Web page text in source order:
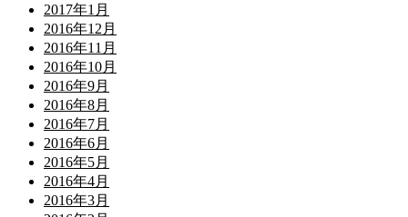
2017年1月
2016年12月
2016年11月
2016年10月
2016年9月
2016年8月
2016年7月
2016年6月
2016年5月
2016年4月
2016年3月